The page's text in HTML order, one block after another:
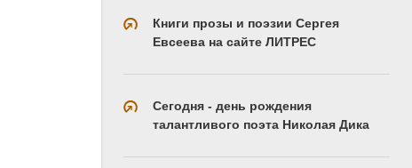
Книги прозы и поэзии Сергея
Евсеева на сайте ЛИТРЕС
Сегодня - день рождения
талантливого поэта Николая Дика